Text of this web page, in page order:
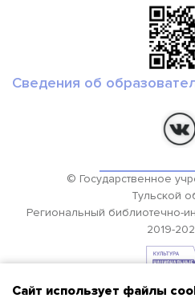
Сайт использует файлы
Сведения об
© Государственное
Тульской
Региональный библиотечно-
2019-